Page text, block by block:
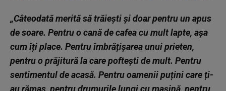
„Câteodată merită să trăiești și doar pentru un apus
de soare. Pentru o cană de cafea cu mult lapte, așa
cum îți place. Pentru îmbrățișarea unui prieten,
pentru o prăjitură la care poftești de mult. Pentru
sentimentul de acasă. Pentru oamenii puțini care ți-
au rămas, pentru drumurile lungi cu mașină, pentru